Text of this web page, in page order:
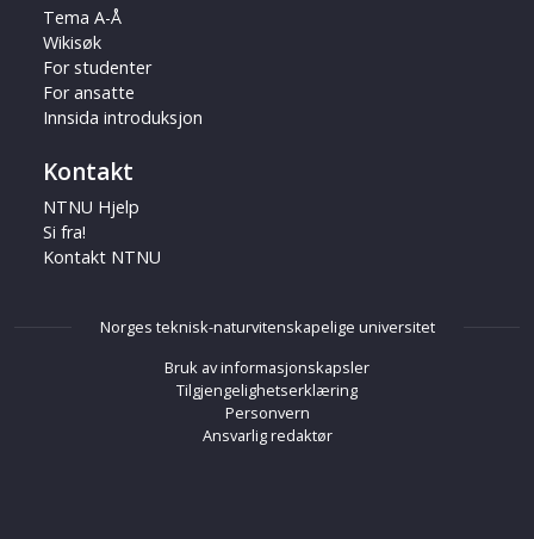
Tema A-Å
Wikisøk
For studenter
For ansatte
Innsida introduksjon
Kontakt
NTNU Hjelp
Si fra!
Kontakt NTNU
Norges teknisk-naturvitenskapelige universitet
Bruk av informasjonskapsler
Tilgjengelighetserklæring
Personvern
Ansvarlig redaktør